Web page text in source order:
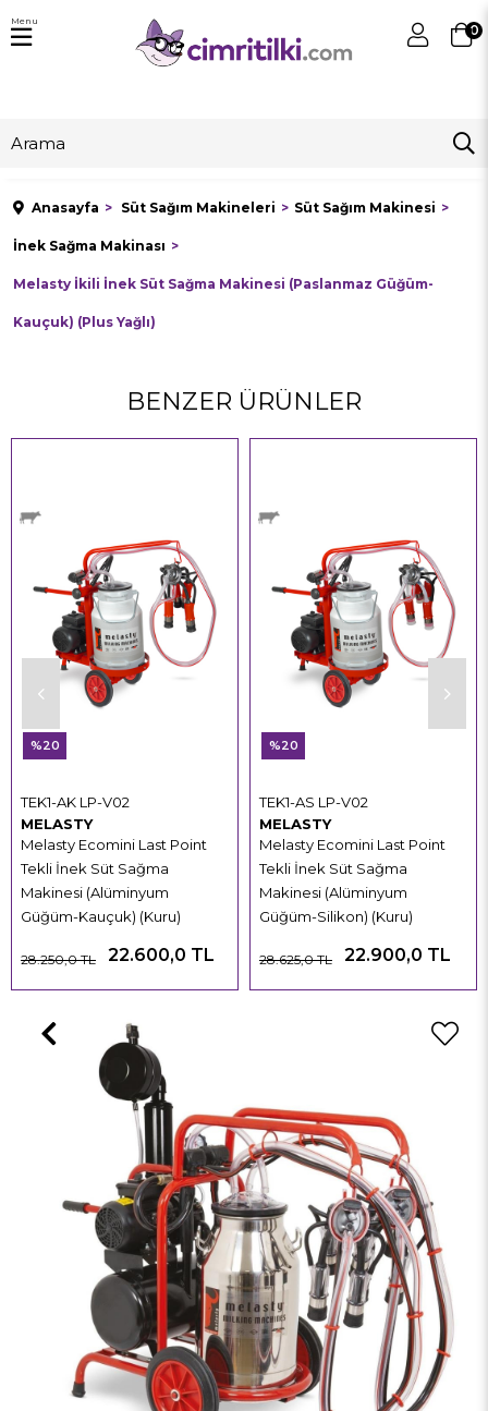
0
Menu
Anasayfa Süt Sağım Makineleri Süt Sağım Makinesi
İnek Sağma Makinası
Melasty İkili İnek Süt Sağma Makinesi (Paslanmaz Güğüm-
Kauçuk) (Plus Yağlı)
BENZER ÜRÜNLER
MELASTY
Melasty Ecomini Last Point
Tekli İnek Süt Sağma
Makinesi (Alüminyum
Güğüm-Kauçuk) (Kuru)
TEK1-AK LP-V02
22.600,0 TL
28.250,0 TL
%20
MELASTY
Melasty Ecomini Last Point
Tekli İnek Süt Sağma
Makinesi (Alüminyum
Güğüm-Silikon) (Kuru)
TEK1-AS LP-V02
22.900,0 TL
28.625,0 TL
%20